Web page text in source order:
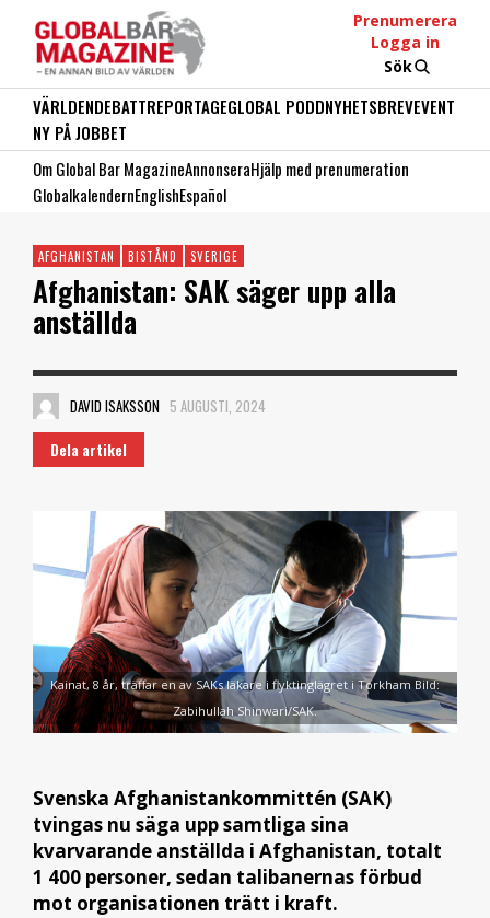
Prenumerera
Logga in
Sök
VÄRLDENDEBATTREPORTAGEGLOBAL PODDNYHETSBREVEVENT
NY PÅ JOBBET
Om Global Bar MagazineAnnonseraHjälp med prenumeration
GlobalkalendernEnglishEspañol
AFGHANISTAN BISTÅND SVERIGE
Afghanistan: SAK säger upp alla
anställda
DAVID ISAKSSON 5 AUGUSTI, 2024
Dela artikel
Kainat, 8 år, träffar en av SAKs läkare i flyktinglägret i Torkham Bild:
Zabihullah Shinwari/SAK.
Svenska Afghanistankommittén (SAK)
tvingas nu säga upp samtliga sina
kvarvarande anställda i Afghanistan, totalt
1 400 personer, sedan talibanernas förbud
mot organisationen trätt i kraft.